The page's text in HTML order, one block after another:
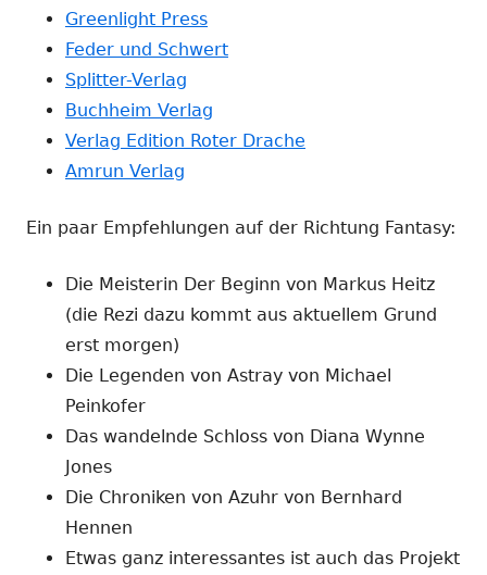
Greenlight Press
Feder und Schwert
Splitter-Verlag
Buchheim Verlag
Verlag Edition Roter Drache
Amrun Verlag
Ein paar Empfehlungen auf der Richtung Fantasy:
Die Meisterin Der Beginn von Markus Heitz
(die Rezi dazu kommt aus aktuellem Grund
erst morgen)
Die Legenden von Astray von Michael
Peinkofer
Das wandelnde Schloss von Diana Wynne
Jones
Die Chroniken von Azuhr von Bernhard
Hennen
Etwas ganz interessantes ist auch das Projekt